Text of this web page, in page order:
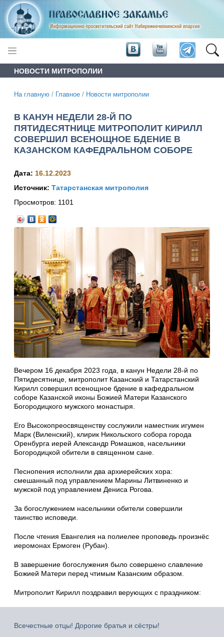
НОВОСТИ МИТРОПОЛИИ
На главную / Главное / Новости митрополии
В КАНУН НЕДЕЛИ 28-Й ПО
ПЯТИДЕСЯТНИЦЕ МИТРОПОЛИТ КИРИЛЛ
СОВЕРШИЛ ВСЕНОЩНОЕ БДЕНИЕ В
КАЗАНСКОМ КАФЕДРАЛЬНОМ СОБОРЕ
Дата: 16.12.2023
Источник: Татарстанская митрополия
Просмотров: 1101
Вечером 16 декабря 2023 года, в канун Недели 28-й по
Пятидесятнице, митрополит Казанский и Татарстанский
Кирилл совершил всенощное бдение в кафедральном
соборе Казанской иконы Божией Матери Казанского
Богородицкого мужского монастыря.
Его Высокопреосвященству сослужили наместник игумен
Марк (Виленский), клирик Никольского собора города
Оренбурга иерей Александр Ромашков, насельники
Богородицкой обители в священном сане.
Песнопения исполнили два архиерейских хора:
смешанный под управлением Марины Литвиненко и
мужской под управлением Дениса Рогова.
За богослужением насельники обители совершили
таинство исповеди.
После чтения Евангелия на полиелее проповедь произнёс
иеромонах Ермоген (Рубан).
В завершение богослужения было совершено славление
Божией Матери перед чтимым Казанским образом.
Митрополит Кирилл поздравил верующих с праздником:
Всечестные отцы! Дорогие братья и сёстры!